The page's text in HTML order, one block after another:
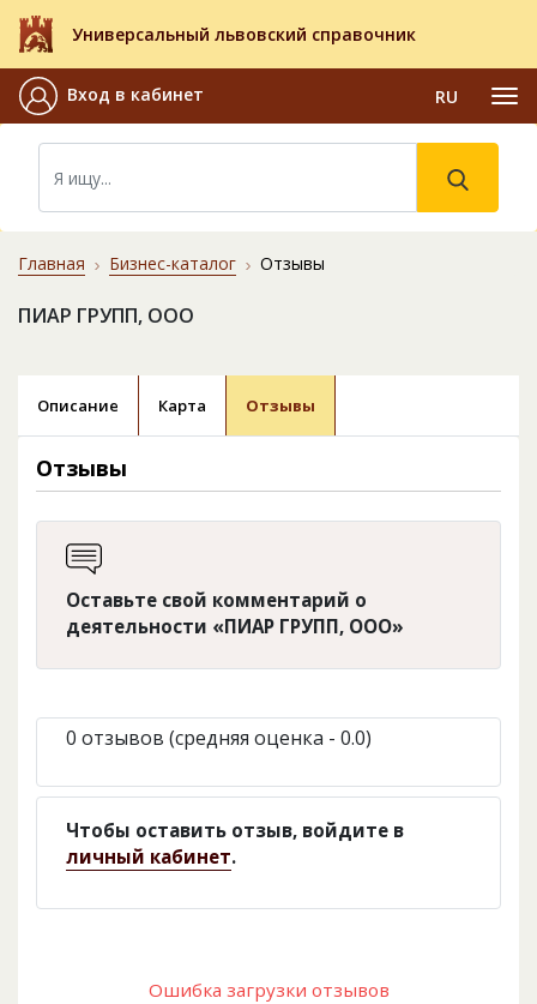
Универсальный львовский справочник
Вход в кабинет RU
Главная Бизнес-каталог Отзывы
ПИАР ГРУПП, ООО
Описание Карта Отзывы
Отзывы
Оставьте свой комментарий о
деятельности «ПИАР ГРУПП, ООО»
0 отзывов (средняя оценка - 0.0)
Чтобы оставить отзыв, войдите в
личный кабинет.
Ошибка загрузки отзывов